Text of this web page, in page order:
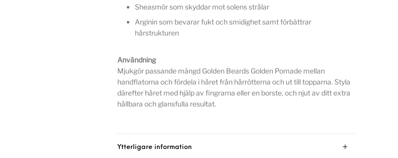
Sheasmör som skyddar mot solens strålar
Arginin som bevarar fukt och smidighet samt förbättrar
hårstrukturen
Användning
Mjukgör passande mängd Golden Beards Golden Pomade mellan
handflatorna och fördela i håret från hårrötterna och ut till topparna. Styla
därefter håret med hjälp av fingrarna eller en borste, och njut av ditt extra
hållbara och glansfulla resultat.
Ytterligare information